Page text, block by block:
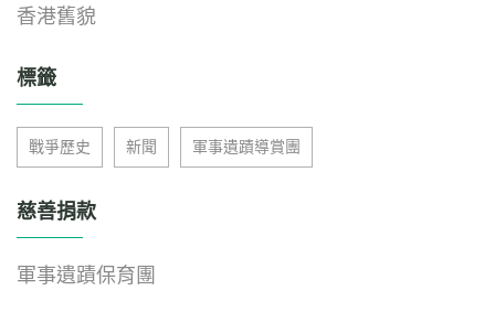
香港舊貌
標籤
戰爭歷史 新聞 軍事遺蹟導賞團
慈善捐款
軍事遺蹟保育團